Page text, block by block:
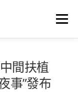
選單
間扶植
事”發布